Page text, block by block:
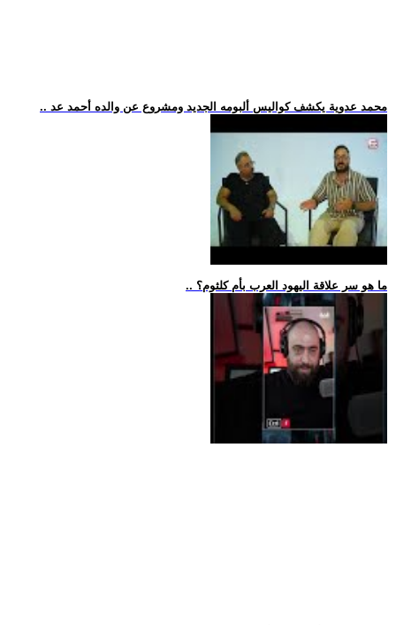
.. محمد عدوية يكشف كواليس ألبومه الجديد ومشروع عن والده أحمد عد
.. ما هو سر علاقة اليهود العرب بأم كلثوم؟